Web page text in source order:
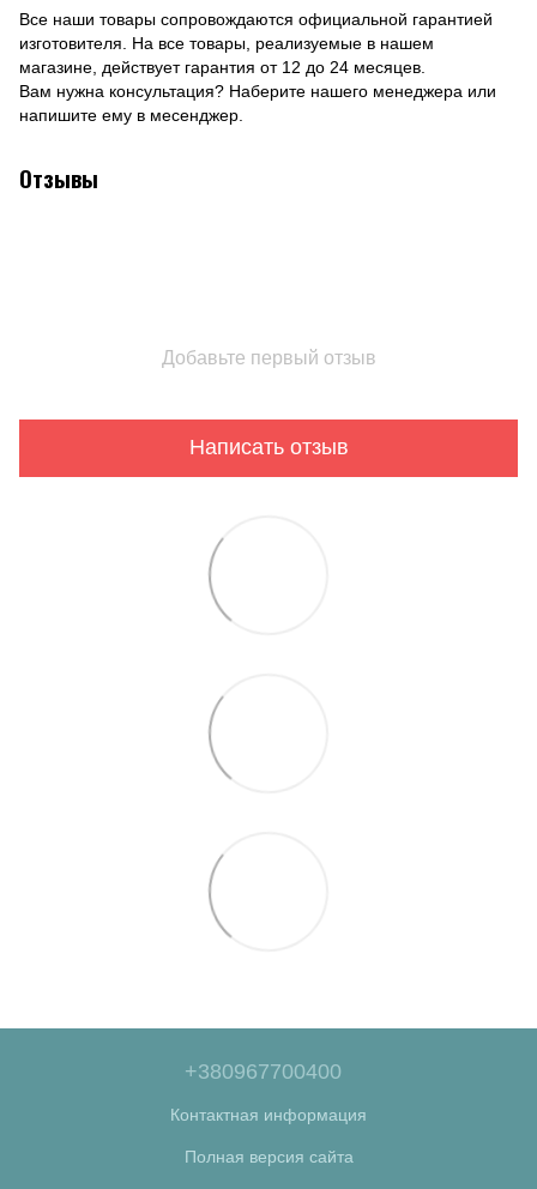
Все наши товары сопровождаются официальной гарантией
изготовителя. На все товары, реализуемые в нашем
магазине, действует гарантия от 12 до 24 месяцев.
Вам нужна консультация? Наберите нашего менеджера или
напишите ему в месенджер.
Отзывы
Добавьте первый отзыв
Написать отзыв
+380967700400
Контактная информация
Полная версия сайта